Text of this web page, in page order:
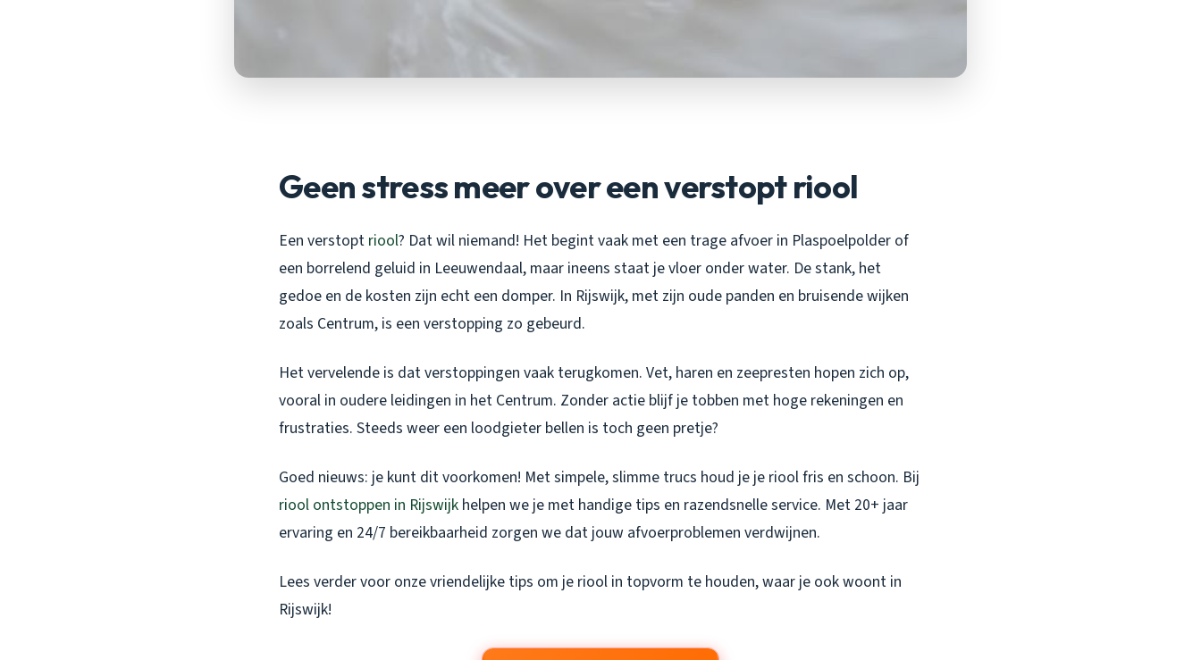
Geen stress meer over een verstopt riool
Een verstopt riool? Dat wil niemand! Het begint vaak met een trage afvoer in Plaspoelpolder of
een borrelend geluid in Leeuwendaal, maar ineens staat je vloer onder water. De stank, het
gedoe en de kosten zijn echt een domper. In Rijswijk, met zijn oude panden en bruisende wijken
zoals Centrum, is een verstopping zo gebeurd.
Het vervelende is dat verstoppingen vaak terugkomen. Vet, haren en zeepresten hopen zich op,
vooral in oudere leidingen in het Centrum. Zonder actie blijf je tobben met hoge rekeningen en
frustraties. Steeds weer een loodgieter bellen is toch geen pretje?
Goed nieuws: je kunt dit voorkomen! Met simpele, slimme trucs houd je je riool fris en schoon. Bij
riool ontstoppen in Rijswijk helpen we je met handige tips en razendsnelle service. Met 20+ jaar
ervaring en 24/7 bereikbaarheid zorgen we dat jouw afvoerproblemen verdwijnen.
Lees verder voor onze vriendelijke tips om je riool in topvorm te houden, waar je ook woont in
Rijswijk!